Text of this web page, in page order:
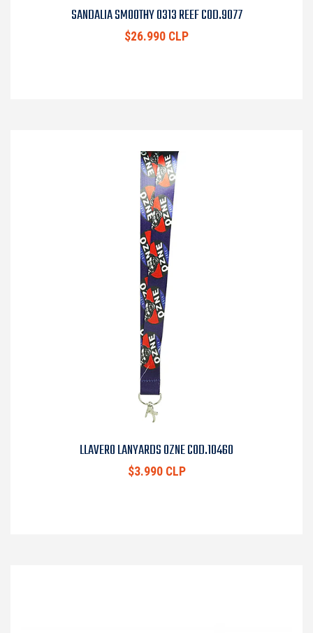
SANDALIA SMOOTHY 0313 REEF COD.9077
$26.990 CLP
LLAVERO LANYARDS OZNE COD.10460
$3.990 CLP